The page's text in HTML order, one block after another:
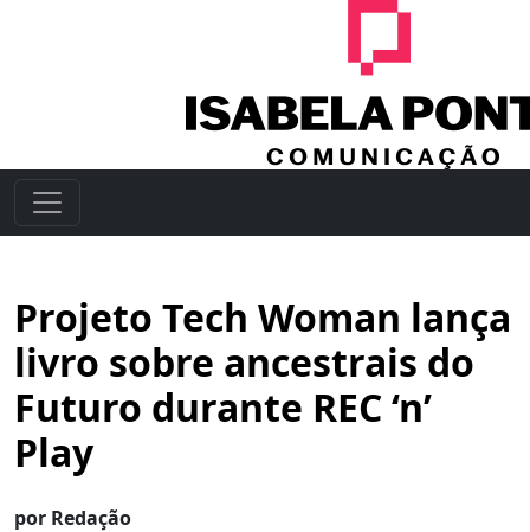
Projeto Tech Woman lança
livro sobre ancestrais do
Futuro durante REC ‘n’
Play
por Redação